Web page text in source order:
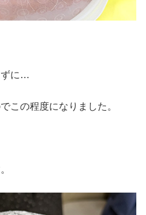
ずに…
この程度になりました。